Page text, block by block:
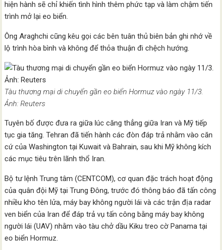
hiện hành sẽ chỉ khiến tình hình thêm phức tạp và làm chậm tiến
trình mở lại eo biển.
Ông Araghchi cũng kêu gọi các bên tuân thủ biên bản ghi nhớ về
lộ trình hòa bình và không để thỏa thuận đi chệch hướng.
Tàu thương mại di chuyển gần eo biển Hormuz vào ngày 11/3.
Ảnh: Reuters
Tuyên bố được đưa ra giữa lúc căng thẳng giữa Iran và Mỹ tiếp
tục gia tăng. Tehran đã tiến hành các đòn đáp trả nhằm vào căn
cứ của Washington tại Kuwait và Bahrain, sau khi Mỹ không kích
các mục tiêu trên lãnh thổ Iran.
Bộ tư lệnh Trung tâm (CENTCOM), cơ quan đặc trách hoạt động
của quân đội Mỹ tại Trung Đông, trước đó thông báo đã tấn công
nhiều kho tên lửa, máy bay không người lái và các trận địa radar
ven biển của Iran để đáp trả vụ tấn công bằng máy bay không
người lái (UAV) nhằm vào tàu chở dầu Kiku treo cờ Panama tại
eo biển Hormuz.